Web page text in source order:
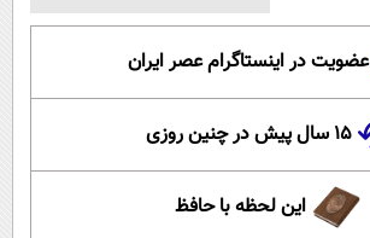
عضویت در اینستاگرام عصر ایران
۱۵ سال پیش در چنین روزی
این لحظه با حافظ